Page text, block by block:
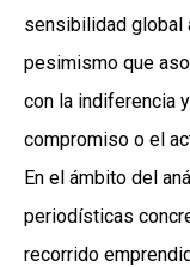
sensibilidad global
pesimismo que
con la indiferencia
compromiso o el
En el ámbito del
periodísticas
recorrido